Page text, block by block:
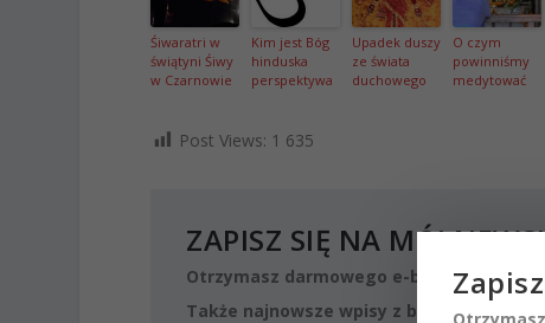
Śiwaratri w
świątyni Śiwy
w Czarnowie
Kim jest Bóg
hinduska
perspektywa
Upadek duszy
ze świata
duchowego
O czym
powinniśmy
medytować
Post Views: 1 635
ZAPISZ SIĘ NA MÓJ
Otrzymasz darmowego e-booka o
Także najnowsze wpisy z blogu oraz